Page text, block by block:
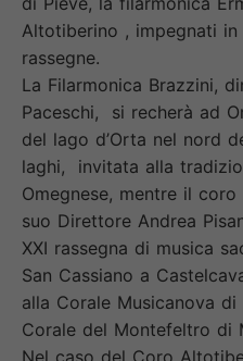
Altotiberino , impegnati
rassegne.
La Filarmonica Brazzini,
Paceschi, si recherà ad
del lago d’Orta nel nord
laghi, invitata alla
Omegnese, mentre il
suo Direttore Andrea
XXI rassegna di musica
San Cassiano a
alla Corale Musicanova
Corale del Montefeltro di
Nel caso del Coro